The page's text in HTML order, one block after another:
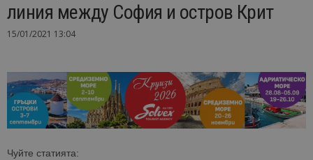
линия между София и остров Крит
15/01/2021 13:04
Чуйте статията: